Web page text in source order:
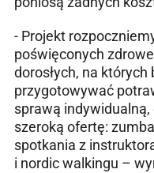
- Projekt
poświęconych
dorosłych, na
przygotowywać
sprawą
szeroką ofertę:
spotkania z
i nordic walkingu –